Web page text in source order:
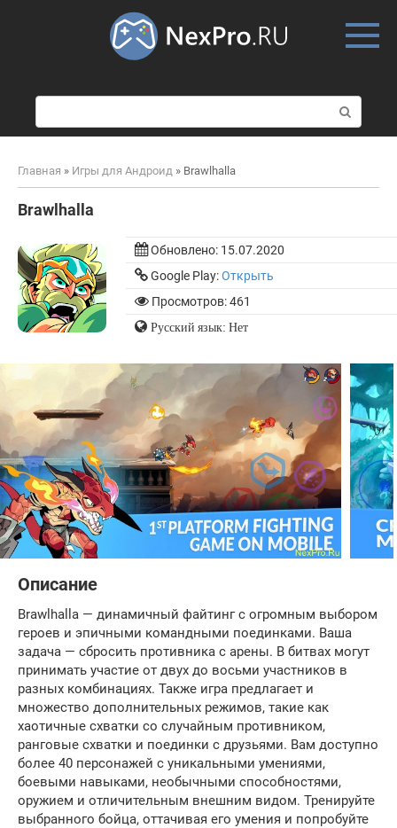
о
и
к
Главная » Игры для Андроид » Brawlhalla
Brawlhalla
Обновлено: 15.07.2020
Google Play:Открыть
Просмотров: 461
Русский язык: Нет
Описание
Brawlhalla — динамичный файтинг с огромным выбором
героев и эпичными командными поединками. Ваша
задача — сбросить противника с арены. В битвах могут
принимать участие от двух до восьми участников в
разных комбинациях. Также игра предлагает и
множество дополнительных режимов, такие как
хаотичные схватки со случайным противником,
ранговые схватки и поединки с друзьями. Вам доступно
более 40 персонажей с уникальными умениями,
боевыми навыками, необычными способностями,
оружием и отличительным внешним видом. Тренируйте
выбранного бойца, оттачивая его умения и попробуйте